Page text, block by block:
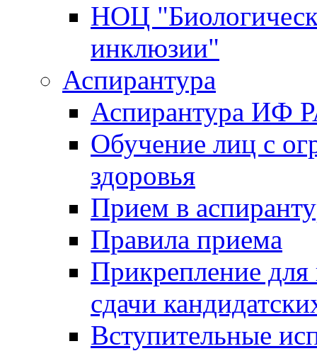
НОЦ
инклюзии"
Аспирантура
Аспирантура ИФ
Обучение лиц с
здоровья
Прием в
Правила приема
Прикрепление для
сдачи
Вступительные